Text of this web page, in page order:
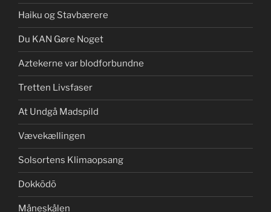
Haiku og Stavbærere
Du KAN Gøre Noget
Aztekerne var blodforbundne
Tretten Livsfaser
At Undgå Madspild
Vævekællingen
Solsortens Klimaopsang
Dokkōdō
Måneskålen